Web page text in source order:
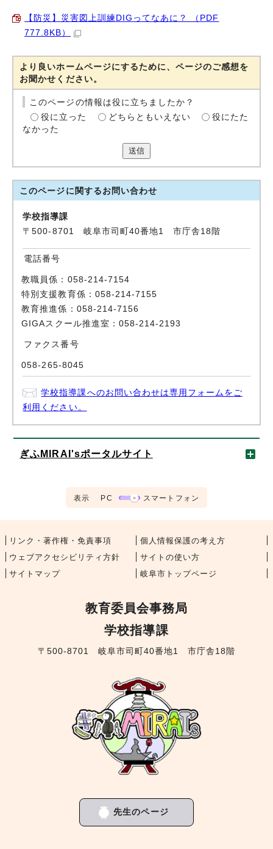
【防災】災害図上訓練DIGってなあに？ （PDF
777.8KB）
より良いホームページにするために、ページのご感想を
お聞かせください。
このページの情報は役に立ちましたか？
役に立った
どちらともいえない
役にたた
なかった
送信
このページに関する お問い合わせ
学校指導課
〒500-8701 岐阜市司町40番地1 市庁舎18階
電話番号
教職員係：058-214-7154
特別支援教育係：058-214-7155
教育推進係：058-214-7156
GIGAスクール推進室：058-214-2193
ファクス番号
058-265-8045
学校指導課へのお問い合わせは専用フォームをご
利用ください。
ぎふMIRAI'sポータルサイト
表示 PC スマートフォン
リンク・著作権・免責事項
個人情報保護の考え方
ウェブアクセシビリティ方針
サイトの使い方
サイトマップ
岐阜市トップページ
教育委員会事務局
学校指導課
〒500-8701 岐阜市司町40番地1 市庁舎18階
先生のページ